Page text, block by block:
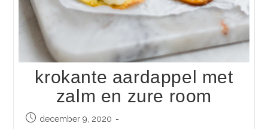
krokante aardappel met
zalm en zure room
december 9, 2020